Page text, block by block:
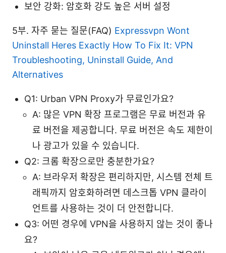
보안 강화: 암호화 강도 높은 서버 설정
5부. 자주 묻는 질문(FAQ) Expressvpn Wont
Uninstall Heres Exactly How To Fix It: VPN
Troubleshooting, Uninstall Guide, And
Alternatives
Q1: Urban VPN Proxy가 무료인가요?
A: 많은 VPN 확장 프로그램은 무료 버전과 유
료 버전을 제공합니다. 무료 버전은 속도 제한이
나 광고가 있을 수 있습니다.
Q2: 크롬 확장으로만 충분한가요?
A: 브라우저 확장은 편리하지만, 시스템 전체 트
래픽까지 암호화하려면 데스크톱 VPN 클라이
언트를 사용하는 것이 더 안전합니다.
Q3: 어떤 경우에 VPN을 사용하지 않는 것이 좋나
요?